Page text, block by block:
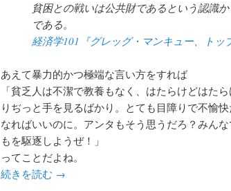
貧困との戦いは公共財であるという認識
である。
経済学101『グレッグ・マンキュー、トッ
あえて暴力的かつ極端な言い方をすれば
「貧乏人は不潔で教養もなく、はたらけどはた
りぢっと手を見るばかり。とても目障りで不愉
なればいいのに。アンタもそう思うだろ？みん
もを駆逐しようぜ！」
ってことだよね。
続きを読む →